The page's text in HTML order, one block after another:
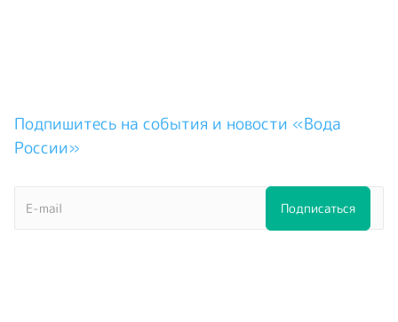
Подпишитесь на события и новости «Вода
России»